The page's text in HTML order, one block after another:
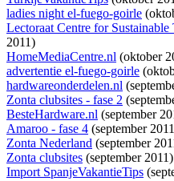
ladies night el-fuego-goirle
Lectoraat Centre for
2011)
HomeMediaCentre.nl (oktober
advertentie el-fuego-goirle
hardwareonderdelen.nl
Zonta clubsites - fase 2
BesteHardware.nl (september
Amaroo - fase 4 (september
Zonta Nederland (september
Zonta clubsites (september 2011)
Import SpanjeVakantieTips